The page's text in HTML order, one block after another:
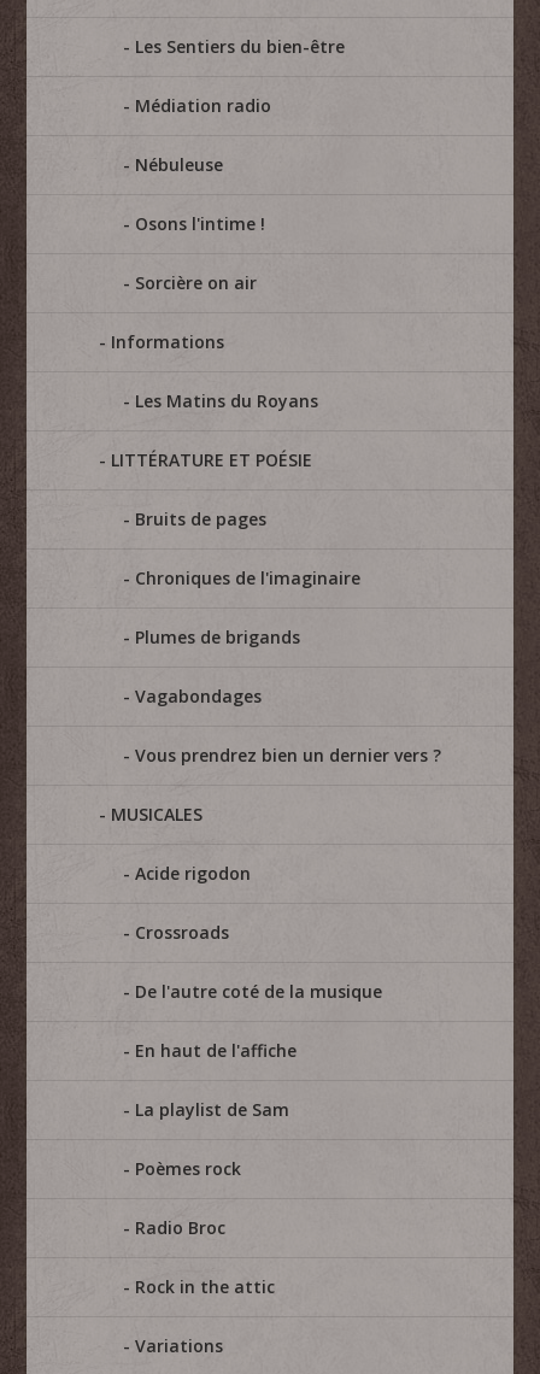
Les Sentiers du bien-être
Médiation radio
Nébuleuse
Osons l'intime !
Sorcière on air
Informations
Les Matins du Royans
LITTÉRATURE ET POÉSIE
Bruits de pages
Chroniques de l'imaginaire
Plumes de brigands
Vagabondages
Vous prendrez bien un dernier vers ?
MUSICALES
Acide rigodon
Crossroads
De l'autre coté de la musique
En haut de l'affiche
La playlist de Sam
Poèmes rock
Radio Broc
Rock in the attic
Variations